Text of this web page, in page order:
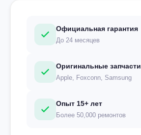
Официальная гарантия
До 24 месяцев
Оригинальные запчасти
Apple, Foxconn, Samsung
Опыт 15+ лет
Более 50,000 ремонтов